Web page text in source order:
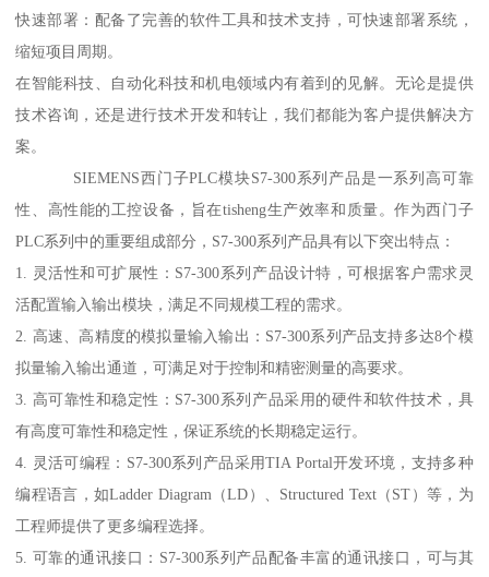
快速部署：配备了完善的软件工具和技术支持，可快速部署系统，
缩短项目周期。
在智能科技、自动化科技和机电领域内有着到的见解。无论是提供
技术咨询，还是进行技术开发和转让，我们都能为客户提供解决方
案。
SIEMENS西门子PLC模块S7-300系列产品是一系列高可靠
性、高性能的工控设备，旨在tisheng生产效率和质量。作为西门子
PLC系列中的重要组成部分，S7-300系列产品具有以下突出特点：
1. 灵活性和可扩展性：S7-300系列产品设计特，可根据客户需求灵
活配置输入输出模块，满足不同规模工程的需求。
2. 高速、高精度的模拟量输入输出：S7-300系列产品支持多达8个模
拟量输入输出通道，可满足对于控制和精密测量的高要求。
3. 高可靠性和稳定性：S7-300系列产品采用的硬件和软件技术，具
有高度可靠性和稳定性，保证系统的长期稳定运行。
4. 灵活可编程：S7-300系列产品采用TIA Portal开发环境，支持多种
编程语言，如Ladder Diagram（LD）、Structured Text（ST）等，为
工程师提供了更多编程选择。
5. 可靠的通讯接口：S7-300系列产品配备丰富的通讯接口，可与其